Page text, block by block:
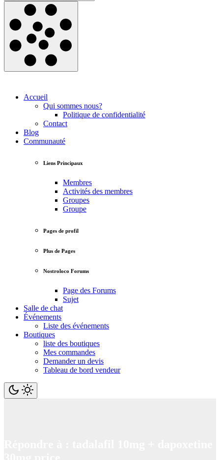
Accueil
Qui sommes nous?
Politique de confidentialité
Contact
Blog
Communauté
Liens Principaux
Membres
Activités des membres
Groupes
Groupe
Pages de profil
Plus de Pages
Nostroloco Forums
Page des Forums
Sujet
Salle de chat
Événements
Liste des événements
Boutiques
liste des boutiques
Mes commandes
Demander un devis
Tableau de bord vendeur